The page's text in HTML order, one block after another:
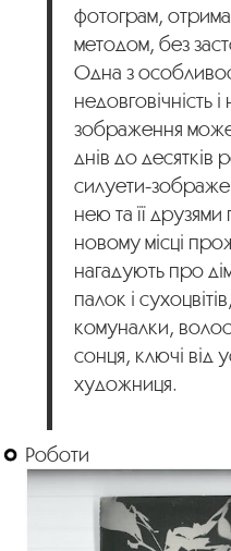
фотограм,
методом, без
Одна з
недовговічність
зображення може
днів до десятків
силуети-
нею та її
новому місці
нагадують про
палок і
комуналки,
сонця, ключі від
художниця.
Роботи